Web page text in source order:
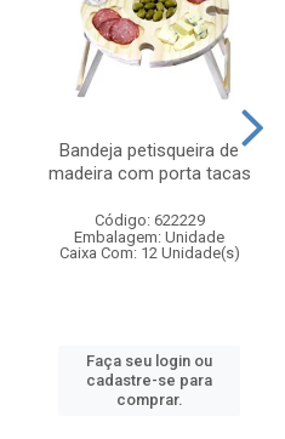
Bandeja petisqueira de
madeira com porta tacas
Código: 622229
Embalagem: Unidade
Caixa Com: 12 Unidade(s)
Faça seu login ou
cadastre-se para
comprar.